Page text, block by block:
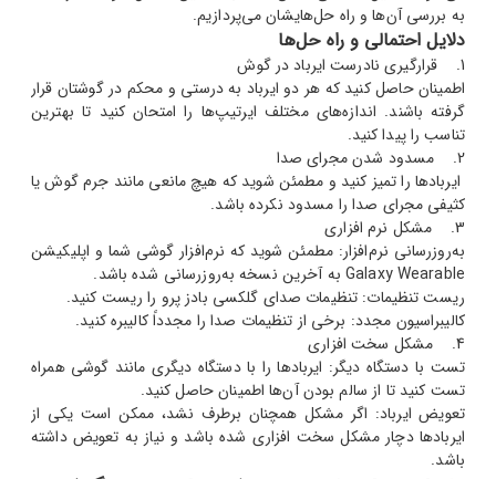
به بررسی آن‌ها و راه حل‌هایشان می‌پردازیم.
دلایل احتمالی و راه حل‌ها
1. قرارگیری نادرست ایرباد در گوش
اطمینان حاصل کنید که هر دو ایرباد به درستی و محکم در گوشتان قرار
گرفته باشند. اندازه‌های مختلف ایرتیپ‌ها را امتحان کنید تا بهترین
تناسب را پیدا کنید.
2. مسدود شدن مجرای صدا
ایربادها را تمیز کنید و مطمئن شوید که هیچ مانعی مانند جرم گوش یا
کثیفی مجرای صدا را مسدود نکرده باشد.
3. مشکل نرم افزاری
به‌روزرسانی نرم‌افزار: مطمئن شوید که نرم‌افزار گوشی شما و اپلیکیشن
Galaxy Wearable به آخرین نسخه به‌روزرسانی شده باشد.
ریست تنظیمات: تنظیمات صدای گلکسی بادز پرو را ریست کنید.
کالیبراسیون مجدد: برخی از تنظیمات صدا را مجدداً کالیبره کنید.
4. مشکل سخت افزاری
تست با دستگاه دیگر: ایربادها را با دستگاه دیگری مانند گوشی همراه
تست کنید تا از سالم بودن آن‌ها اطمینان حاصل کنید.
تعویض ایرباد: اگر مشکل همچنان برطرف نشد، ممکن است یکی از
ایربادها دچار مشکل سخت افزاری شده باشد و نیاز به تعویض داشته
باشد.